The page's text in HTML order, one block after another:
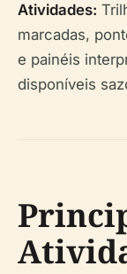
Atividades:
marcadas,
e painéis
disponíveis